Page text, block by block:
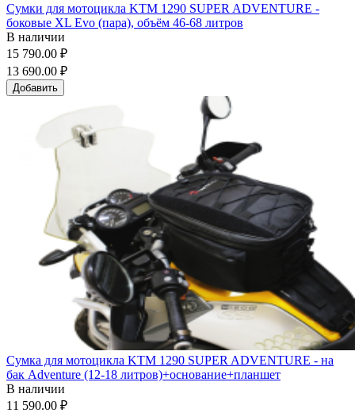
Сумки для мотоцикла KTM 1290 SUPER ADVENTURE -
боковые XL Evo (пара), объём 46-68 литров
В наличии
15 790.00 ₽
13 690.00 ₽
Добавить
Сумка для мотоцикла KTM 1290 SUPER ADVENTURE - на
бак Adventure (12-18 литров)+основание+планшет
В наличии
11 590.00 ₽